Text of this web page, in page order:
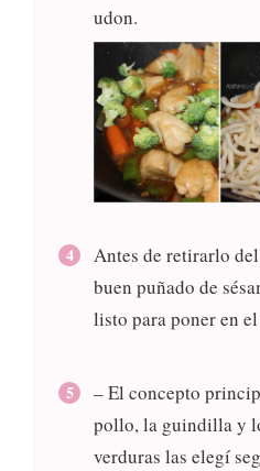
udon.
Antes de retirarlo
buen puñado de
listo para poner en
– El concepto
pollo, la guindilla y
verduras las elegí